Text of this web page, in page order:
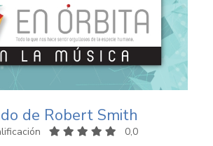
de Robert Smith
0,0